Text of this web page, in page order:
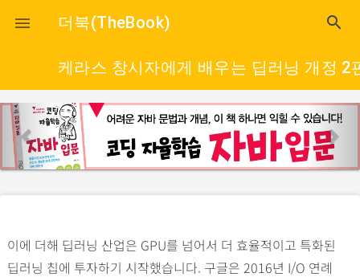
close
 더북(TheBook) search
케라스 창시자에게 배우는 딥러닝 개정 2
p
r
e
u
s
n
e
x
이에 더해 딥러닝 산업은 GPU를 넘어서 더 효율적이고 특화된
딥러닝 칩에 투자하기 시작했습니다. 구글은 2016년 I/O 연례